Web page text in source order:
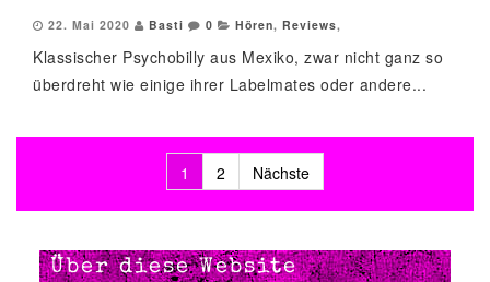
22. Mai 2020 Basti 0 Hören, Reviews,
Klassischer Psychobilly aus Mexiko, zwar nicht ganz so
überdreht wie einige ihrer Labelmates oder andere...
Beitragsnavigation
1 2 Nächste
Über diese Website